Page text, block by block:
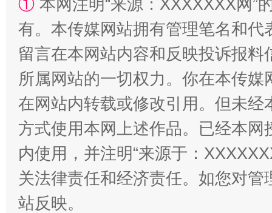
招工难、用工荒背后
① 本网注明“来源：XXXXXXX网”
有。本传媒网站拥有管理笔名和
留言在本网站内容和反映投诉报
所属网站的一切权力。你在本传
在网站内转载或修改引用。但未
方式使用本网上述作品。已经本
内使用，并注明“来源于：
关法律责任和经济责任。如您对
站反映。